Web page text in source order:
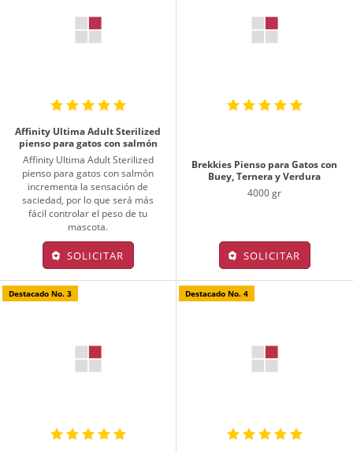
Affinity Ultima Adult Sterilized
pienso para gatos con salmón
Affinity Ultima Adult Sterilized
pienso para gatos con salmón
incrementa la sensación de
saciedad, por lo que será más
fácil controlar el peso de tu
mascota.
SOLICITAR
Brekkies Pienso para Gatos con
Buey, Ternera y Verdura
4000 gr
SOLICITAR
Destacado No. 3 Destacado No. 4